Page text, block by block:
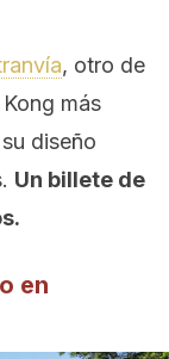
, otro de
más
diseño
Un billete de
en